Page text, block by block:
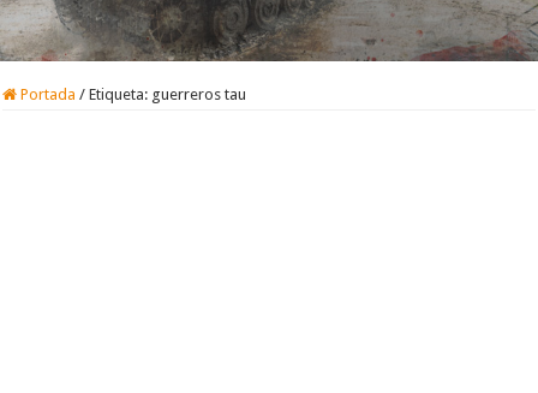
Portada / Etiqueta: guerreros tau